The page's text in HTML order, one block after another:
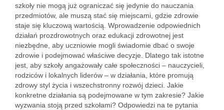
szkoły nie mogą już ograniczać się jedynie do nauczania
przedmiotów, ale muszą stać się miejscami, gdzie zdrowie
staje się kluczową wartością. Wprowadzenie odpowiednich
działań prozdrowotnych oraz edukacji zdrowotnej jest
niezbędne, aby uczniowie mogli świadomie dbać o swoje
zdrowie i podejmować właściwe decyzje. Dlatego tak istotne
jest, aby szkoły angażowały całe społeczności – nauczycieli,
rodziców i lokalnych liderów – w działania, które promują
zdrowy styl życia i wszechstronny rozwój dzieci. Jakie
konkretne działania są podejmowane w tym zakresie? Jakie
wyzwania stoją przed szkołami? Odpowiedzi na te pytania